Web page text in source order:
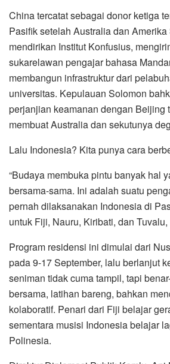
China tercatat sebagai donor ketiga
Pasifik setelah Australia dan
mendirikan Institut Konfusius,
sukarelawan pengajar bahasa
membangun infrastruktur dari
universitas. Kepulauan Solomon
perjanjian keamanan dengan Beijing
membuat Australia dan sekutunya
Lalu Indonesia? Kita punya cara
“Budaya membuka pintu banyak hal
bersama-sama. Ini adalah suatu
pernah dilaksanakan Indonesia di
untuk Fiji, Nauru, Kiribati, dan
Program residensi ini dimulai dari
pada 9-17 September, lalu berlanjut
seniman tidak cuma tampil, tapi
bersama, latihan bareng, bahkan
kolaboratif. Penari dari Fiji belajar
sementara musisi Indonesia belajar
Polinesia.